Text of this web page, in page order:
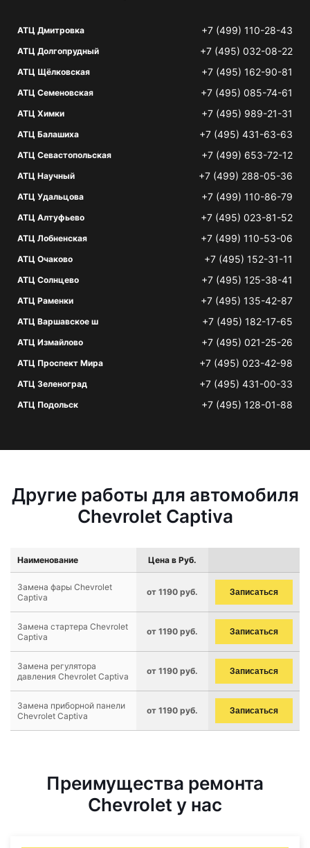
АТЦ Дмитровка +7 (499) 110-28-43
АТЦ Долгопрудный +7 (495) 032-08-22
АТЦ Щёлковская +7 (495) 162-90-81
АТЦ Семеновская +7 (495) 085-74-61
АТЦ Химки +7 (495) 989-21-31
АТЦ Балашиха +7 (495) 431-63-63
АТЦ Севастопольская +7 (499) 653-72-12
АТЦ Научный +7 (499) 288-05-36
АТЦ Удальцова +7 (499) 110-86-79
АТЦ Алтуфьево +7 (495) 023-81-52
АТЦ Лобненская +7 (499) 110-53-06
АТЦ Очаково +7 (495) 152-31-11
АТЦ Солнцево +7 (495) 125-38-41
АТЦ Раменки +7 (495) 135-42-87
АТЦ Варшавское ш +7 (495) 182-17-65
АТЦ Измайлово +7 (495) 021-25-26
АТЦ Проспект Мира +7 (495) 023-42-98
АТЦ Зеленоград +7 (495) 431-00-33
АТЦ Подольск +7 (495) 128-01-88
Другие работы для автомобиля
Chevrolet Captiva
Наименование Цена в Руб.
Замена фары Chevrolet
Captiva
от 1190 руб. Записаться
Замена стартера Chevrolet
Captiva
от 1190 руб. Записаться
Замена регулятора
давления Chevrolet Captiva
от 1190 руб. Записаться
Замена приборной панели
Chevrolet Captiva
от 1190 руб. Записаться
Преимущества ремонта
Chevrolet у нас